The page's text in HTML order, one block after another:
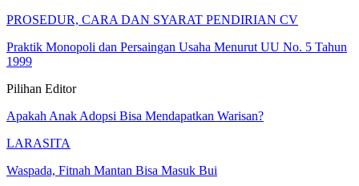
PROSEDUR, CARA DAN SYARAT PENDIRIAN CV
Praktik Monopoli dan Persaingan Usaha Menurut UU No. 5 Tahun
1999
Pilihan Editor
Apakah Anak Adopsi Bisa Mendapatkan Warisan?
LARASITA
Waspada, Fitnah Mantan Bisa Masuk Bui